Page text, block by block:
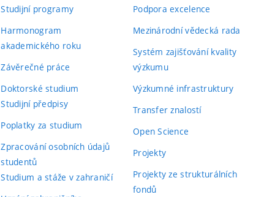
Studijní programy
Harmonogram
akademického roku
Závěrečné práce
Doktorské studium
Studijní předpisy
Poplatky za studium
Zpracování osobních údajů
studentů
Studium a stáže v zahraničí
Podpora excelence
Mezinárodní vědecká rada
Systém zajišťování kvality
výzkumu
Výzkumné infrastruktury
Transfer znalostí
Open Science
Projekty
Projekty ze strukturálních
fondů